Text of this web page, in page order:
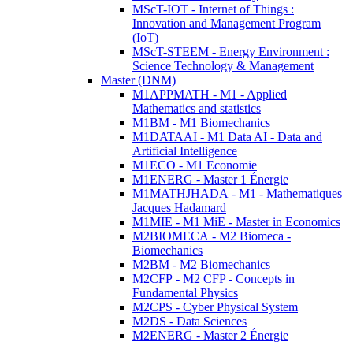
MScT-IOT - Internet of Things :
Innovation and Management Program
(IoT)
MScT-STEEM - Energy Environment :
Science Technology & Management
Master (DNM)
M1APPMATH - M1 - Applied
Mathematics and statistics
M1BM - M1 Biomechanics
M1DATAAI - M1 Data AI - Data and
Artificial Intelligence
M1ECO - M1 Economie
M1ENERG - Master 1 Énergie
M1MATHJHADA - M1 - Mathematiques
Jacques Hadamard
M1MIE - M1 MiE - Master in Economics
M2BIOMECA - M2 Biomeca -
Biomechanics
M2BM - M2 Biomechanics
M2CFP - M2 CFP - Concepts in
Fundamental Physics
M2CPS - Cyber Physical System
M2DS - Data Sciences
M2ENERG - Master 2 Énergie